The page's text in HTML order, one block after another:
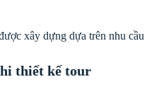
xây dựng dựa trên nhu
thiết kế tour